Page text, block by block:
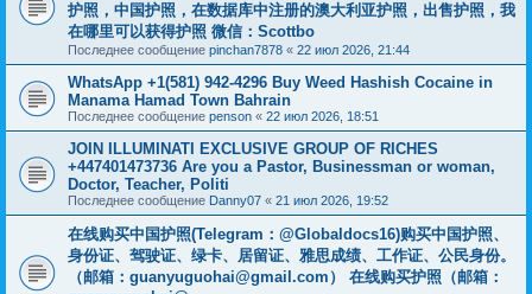
护照，中国护照，在数据库中注册的澳大利亚护照，出售护照，我
在哪里可以获得护照 微信：Scottbo
Последнее сообщение pinchan7878 « 22 июл 2026, 21:44
WhatsApp +1(581) 942-4296 Buy Weed Hashish Cocaine in
Manama Hamad Town Bahrain
Последнее сообщение penson « 22 июл 2026, 18:51
JOIN ILLUMINATI EXCLUSIVE GROUP OF RICHES
+447401473736 Are you a Pastor, Businessman or woman,
Doctor, Teacher, Politi
Последнее сообщение Danny07 « 21 июл 2026, 19:52
在线购买中国护照(Telegram：@Globaldocs16)购买中国护照、
身份证、驾驶证、绿卡、居留证、雅思成绩、工作证、公民身份。
（邮箱： guanyuguohai@gmail.com ） 在线购买护照（邮箱：